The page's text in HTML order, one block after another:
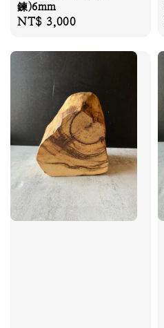
鍊)6mm
Regular
NT$ 3,000